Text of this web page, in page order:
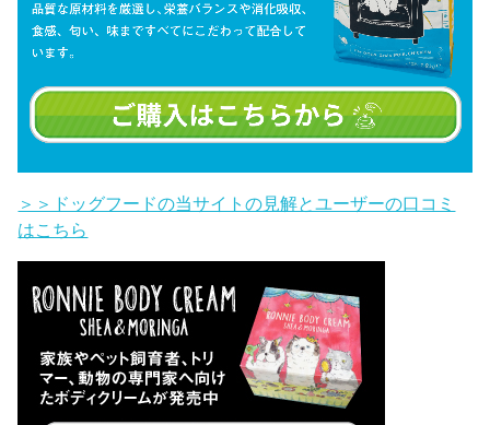
＞＞ドッグフードの当サイトの見解とユーザーの口コミ
はこちら